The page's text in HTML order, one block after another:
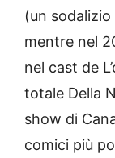
(un
mentre nel
nel cast de
totale Della
show di
comici più